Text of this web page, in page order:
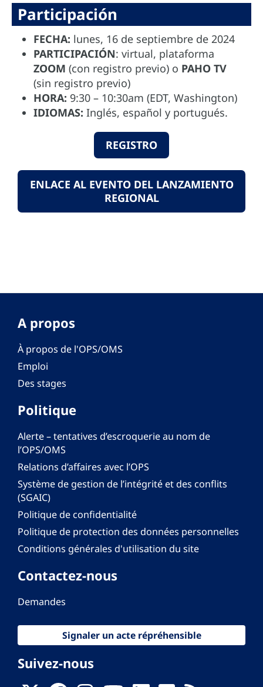
Participación
FECHA: lunes, 16 de septiembre de 2024
PARTICIPACIÓN: virtual, plataforma
ZOOM (con registro previo) o PAHO TV
(sin registro previo)
HORA: 9:30 – 10:30am (EDT, Washington)
IDIOMAS: Inglés, español y portugués.
REGISTRO
ENLACE AL EVENTO DEL LANZAMIENTO
REGIONAL
A propos
À propos de l'OPS/OMS
Emploi
Des stages
Politique
Alerte – tentatives d’escroquerie au nom de
l’OPS/OMS
Relations d’affaires avec l’OPS
Système de gestion de l’intégrité et des conflits
(SGAIC)
Politique de confidentialité
Politique de protection des données personnelles
Conditions générales d'utilisation du site
Contactez-nous
Demandes
Signaler un acte répréhensible
Suivez-nous